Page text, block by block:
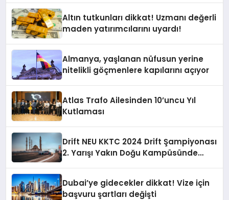
Altın tutkunları dikkat! Uzmanı değerli
maden yatırımcılarını uyardı!
Almanya, yaşlanan nüfusun yerine
nitelikli göçmenlere kapılarını açıyor
Atlas Trafo Ailesinden 10’uncu Yıl
Kutlaması
Drift NEU KKTC 2024 Drift Şampiyonası
2. Yarışı Yakın Doğu Kampüsünde
Dubai’ye gidecekler dikkat! Vize için
başvuru şartları değişti